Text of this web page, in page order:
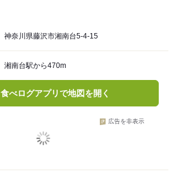
神奈川県藤沢市湘南台5-4-15
湘南台駅から470m
食べログアプリで地図を開く
広告を非表示